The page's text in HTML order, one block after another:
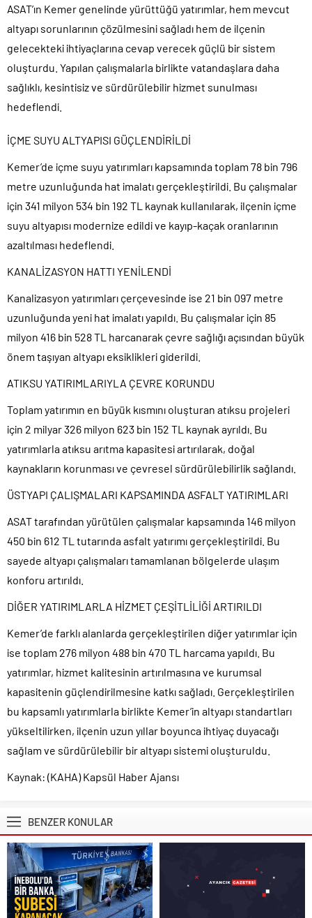
ASAT’ın Kemer genelinde yürüttüğü yatırımlar, hem mevcut
altyapı sorunlarının çözülmesini sağladı hem de ilçenin
gelecekteki ihtiyaçlarına cevap verecek güçlü bir sistem
oluşturdu. Yapılan çalışmalarla birlikte vatandaşlara daha
sağlıklı, kesintisiz ve sürdürülebilir hizmet sunulması
hedeflendi.
İÇME SUYU ALTYAPISI GÜÇLENDİRİLDİ
Kemer’de içme suyu yatırımları kapsamında toplam 78 bin 796
metre uzunluğunda hat imalatı gerçekleştirildi. Bu çalışmalar
için 341 milyon 534 bin 192 TL kaynak kullanılarak, ilçenin içme
suyu altyapısı modernize edildi ve kayıp-kaçak oranlarının
azaltılması hedeflendi.
KANALİZASYON HATTI YENİLENDİ
Kanalizasyon yatırımları çerçevesinde ise 21 bin 097 metre
uzunluğunda yeni hat imalatı yapıldı. Bu çalışmalar için 85
milyon 416 bin 528 TL harcanarak çevre sağlığı açısından büyük
önem taşıyan altyapı eksiklikleri giderildi.
ATIKSU YATIRIMLARIYLA ÇEVRE KORUNDU
Toplam yatırımın en büyük kısmını oluşturan atıksu projeleri
için 2 milyar 326 milyon 623 bin 152 TL kaynak ayrıldı. Bu
yatırımlarla atıksu arıtma kapasitesi artırılarak, doğal
kaynakların korunması ve çevresel sürdürülebilirlik sağlandı.
ÜSTYAPI ÇALIŞMALARI KAPSAMINDA ASFALT YATIRIMLARI
ASAT tarafından yürütülen çalışmalar kapsamında 146 milyon
450 bin 612 TL tutarında asfalt yatırımı gerçekleştirildi. Bu
sayede altyapı çalışmaları tamamlanan bölgelerde ulaşım
konforu artırıldı.
DİĞER YATIRIMLARLA HİZMET ÇEŞİTLİLİĞİ ARTIRILDI
Kemer’de farklı alanlarda gerçekleştirilen diğer yatırımlar için
ise toplam 276 milyon 488 bin 470 TL harcama yapıldı. Bu
yatırımlar, hizmet kalitesinin artırılmasına ve kurumsal
kapasitenin güçlendirilmesine katkı sağladı. Gerçekleştirilen
bu kapsamlı yatırımlarla birlikte Kemer’in altyapı standartları
yükseltilirken, ilçenin uzun yıllar boyunca ihtiyaç duyacağı
sağlam ve sürdürülebilir bir altyapı sistemi oluşturuldu.
Kaynak: (KAHA) Kapsül Haber Ajansı
BENZER KONULAR